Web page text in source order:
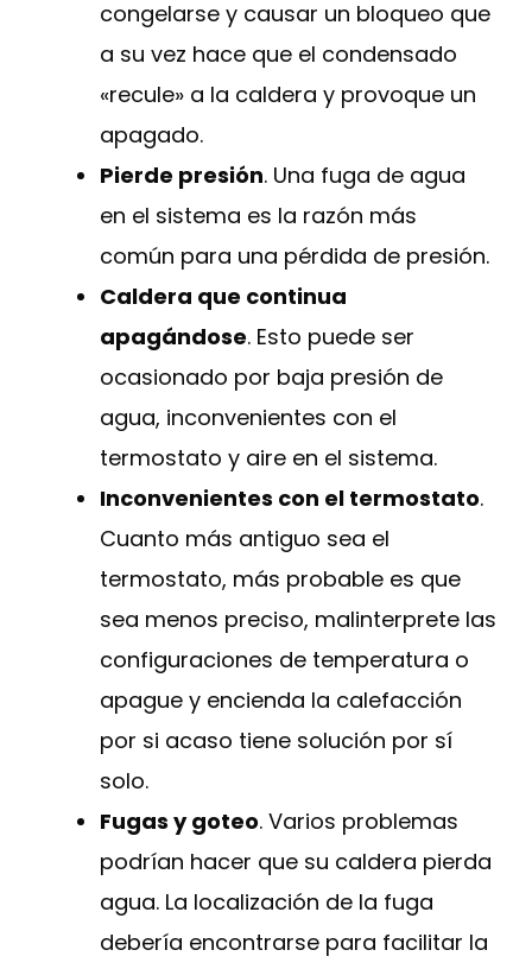
congelarse y causar un bloqueo que
a su vez hace que el condensado
«recule» a la caldera y provoque un
apagado.
Pierde presión. Una fuga de agua
en el sistema es la razón más
común para una pérdida de presión.
Caldera que continua
apagándose. Esto puede ser
ocasionado por baja presión de
agua, inconvenientes con el
termostato y aire en el sistema.
Inconvenientes con el termostato.
Cuanto más antiguo sea el
termostato, más probable es que
sea menos preciso, malinterprete las
configuraciones de temperatura o
apague y encienda la calefacción
por si acaso tiene solución por sí
solo.
Fugas y goteo. Varios problemas
podrían hacer que su caldera pierda
agua. La localización de la fuga
debería encontrarse para facilitar la